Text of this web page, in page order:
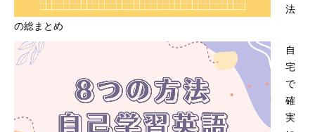
法
の総まとめ
自
宅
で
確
実